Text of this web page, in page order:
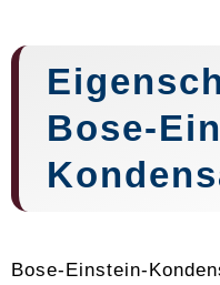
Bose-
Bose-Einstein-